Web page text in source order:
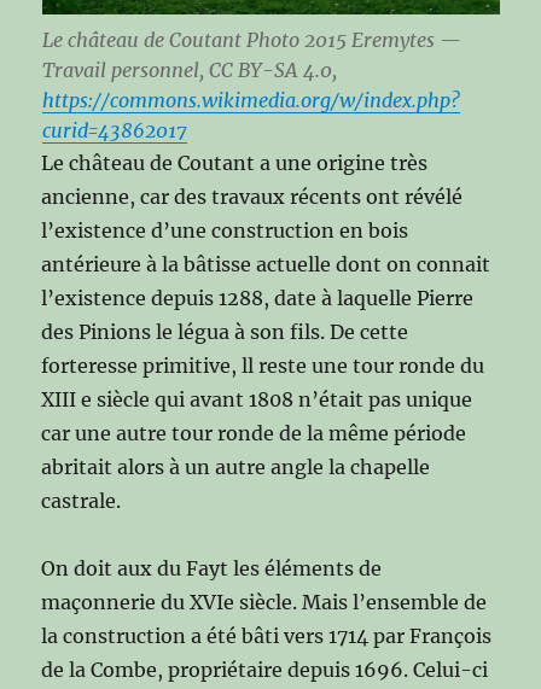
Le château de Coutant Photo 2015 Eremytes —
Travail personnel, CC BY-SA 4.0,
https://commons.wikimedia.org/w/index.php?
curid=43862017
Le château de Coutant a une origine très
ancienne, car des travaux récents ont révélé
l’existence d’une construction en bois
antérieure à la bâtisse actuelle dont on connait
l’existence depuis 1288, date à laquelle Pierre
des Pinions le légua à son fils. De cette
forteresse primitive, ll reste une tour ronde du
XIII e siècle qui avant 1808 n’était pas unique
car une autre tour ronde de la même période
abritait alors à un autre angle la chapelle
castrale.
On doit aux du Fayt les éléments de
maçonnerie du XVIe siècle. Mais l’ensemble de
la construction a été bâti vers 1714 par François
de la Combe, propriétaire depuis 1696. Celui-ci